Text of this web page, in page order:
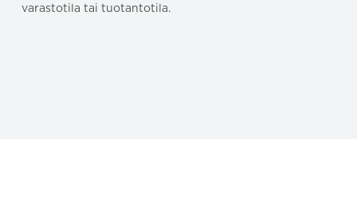
varastotila tai tuotantotila.